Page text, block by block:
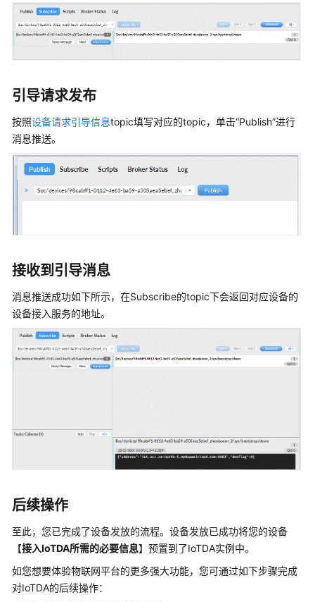
引导请求发布
按照设备请求引导信息topic填写对应的topic，单击“Publish”进行
消息推送。
接收到引导消息
消息推送成功如下所示，在Subscribe的topic下会返回对应设备的
设备接入服务的地址。
后续操作
至此，您已完成了设备发放的流程。设备发放已成功将您的设备
【接入IoTDA所需的必要信息】预置到了IoTDA实例中。
如您想要体验物联网平台的更多强大功能，您可通过如下步骤完成
对IoTDA的后续操作：